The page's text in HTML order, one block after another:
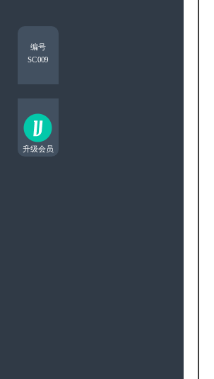
编号
SC009
升级会员